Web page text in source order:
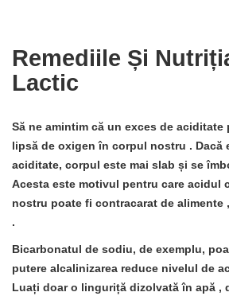
Remediile Și
Lactic
Să ne amintim că un exces de aciditate
lipsă de oxigen în corpul nostru . Dacă
aciditate, corpul este mai slab și se
Acesta este motivul pentru care acidul
nostru poate fi contracarat de alimente
.
Bicarbonatul de sodiu, de exemplu,
putere alcalinizarea reduce nivelul de
Luați doaro linguriță dizolvată în apă ,